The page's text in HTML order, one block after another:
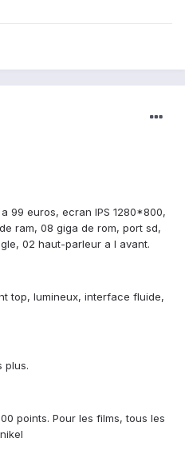
99 euros, ecran IPS 1280*800,
ram, 08 giga de rom, port sd,
02 haut-parleur a l avant.
top, lumineux, interface fluide,
plus.
points. Pour les films, tous les